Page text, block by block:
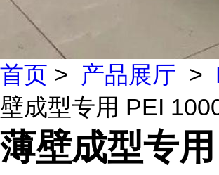
首页 > 产品展厅 >
壁成型专用 PEI
薄壁成型专